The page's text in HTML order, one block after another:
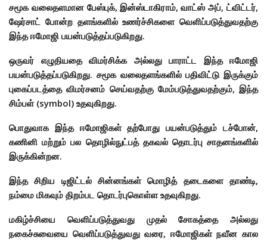
சமூக வலைதளமான பேஸ்புக், இன்ஸ்டாகிராம், வாட்ஸ் அப், ட்விட்டர்,
ஷேர்சாட் போன்ற தளங்களில் உணர்ச்சிகளை வெளிப்படுத்துவதற்கு
இந்த ஈமோஜி பயன்படுத்தப்படுகிறது.
ஒருவர் எழுதியதை விமர்சிக்க அல்லது பாராட்ட இந்த ஈமோஜி
பயன்படுத்தப்படுகிறது. சமூக வலைதளங்களில் பதிவிட்டு இருக்கும்
புகைப்படத்தை விமர்சனம் செய்வதற்கு மேம்படுத்துவதற்கும், இந்த
சிம்பள் (symbol) உதவுகிறது.
பொதுவாக இந்த ஈமோஜிகள் தற்போது பயன்படுத்தும் டச்போன்,
கணினி மற்றும் பல தொழில்நுட்பத் தகவல் தொடர்பு சாதனங்களில்
இருக்கின்றன.
இந்த சிறிய டிஜிட்டல் சின்னங்கள் மொழித் தடைகளை தாண்டி,
நம்மை மிகவும் திறம்பட தொடர்புகொள்ள உதவுகிறது.
மகிழ்ச்சியை வெளிப்படுத்துவது முதல் சோகத்தை அல்லது
நகைச்சுவையை வெளிப்படுத்துவது வரை, ஈமோஜிகள் நவீன கால